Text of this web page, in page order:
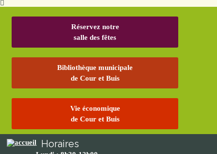
Réservez notre
salle des fêtes
Bibliothèque municipale
de Cour et Buis
Vie économique
de Cour et Buis
Horaires